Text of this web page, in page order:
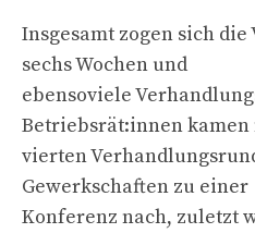
Insgesamt zogen sich
sechs Wochen und
ebensoviele
Betriebsrät:innen kamen
vierten
Gewerkschaften zu einer
Konferenz nach, zuletzt